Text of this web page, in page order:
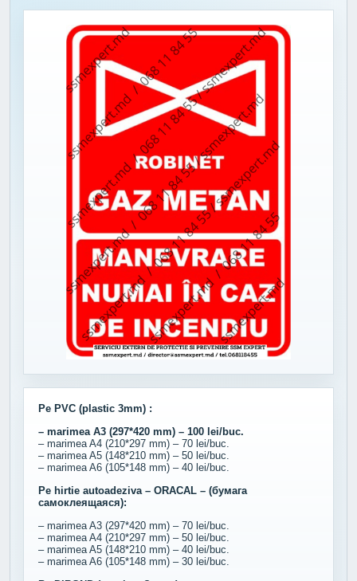
Pe PVC (plastic 3mm) :
– marimea A3 (297*420 mm) – 100 lei/buc.
– marimea A4 (210*297 mm) – 70 lei/buc.
– marimea A5 (148*210 mm) – 50 lei/buc.
– marimea A6 (105*148 mm) – 40 lei/buc.
Pe hirtie autoadeziva – ORACAL – (бумага
самоклеящаяся):
– marimea A3 (297*420 mm) – 70 lei/buc.
– marimea A4 (210*297 mm) – 50 lei/buc.
– marimea A5 (148*210 mm) – 40 lei/buc.
– marimea A6 (105*148 mm) – 30 lei/buc.